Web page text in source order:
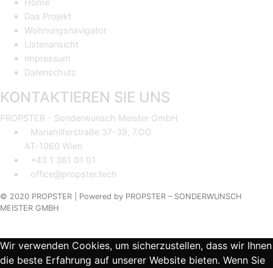
Home
Das Projekt
Wohnungsnavigator
Listenansicht
Impressum
Datenschutz
KONTAKTIEREN SIE UNS
PROPSTER - Sonderwunsch Meister GmbH
Mariahilferstraße 37-39, 7.OG
AT-1060 Wien
+43 1 361 01 01
office@propster.tech
© 2020 PROPSTER | Powered by PROPSTER – SONDERWUNSCH
MEISTER GMBH
Wir verwenden Cookies, um sicherzustellen, dass wir Ihnen
die beste Erfahrung auf unserer Website bieten. Wenn Sie